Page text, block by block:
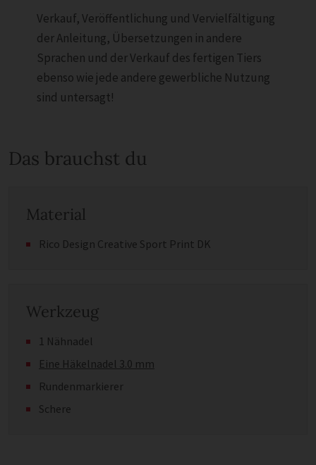
Verkauf, Veröffentlichung und Vervielfältigung
der Anleitung, Übersetzungen in andere
Sprachen und der Verkauf des fertigen Tiers
ebenso wie jede andere gewerbliche Nutzung
sind untersagt!
Das brauchst du
Material
Rico Design Creative Sport Print DK
Werkzeug
1 Nähnadel
Eine Häkelnadel 3.0 mm
Rundenmarkierer
Schere